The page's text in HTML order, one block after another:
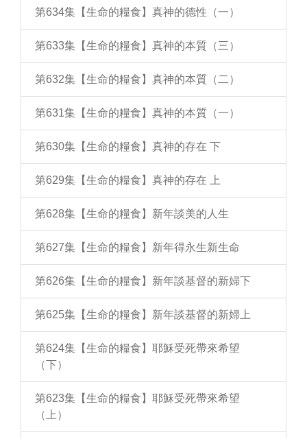
第634集【生命的糧食】真神的德性（一）
第633集【生命的糧食】真神的本質（三）
第632集【生命的糧食】真神的本質（二）
第631集【生命的糧食】真神的本質（一）
第630集【生命的糧食】真神的存在 下
第629集【生命的糧食】真神的存在 上
第628集【生命的糧食】新年談美的人生
第627集【生命的糧食】新年得永生新生命
第626集【生命的糧食】新年談基督的新婦下
第625集【生命的糧食】新年談基督的新婦上
第624集【生命的糧食】耶穌受死帶來希望
（下）
第623集【生命的糧食】耶穌受死帶來希望
（上）